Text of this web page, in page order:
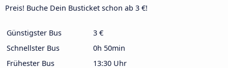
Preis! Buche Dein Busticket schon ab 3 €!
Günstigster Bus
3 €
Schnellster Bus
0h 50min
Frühester Bus
13:30 Uhr